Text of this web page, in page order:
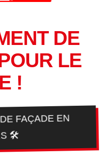
DE
LE
!
FAÇADE EN
🛠️